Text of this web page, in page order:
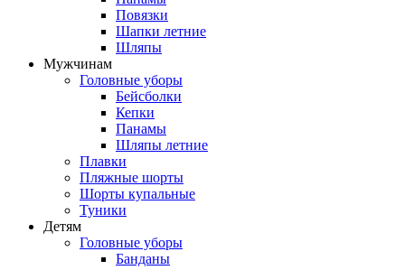
Повязки
Шапки летние
Шляпы
Мужчинам
Головные уборы
Бейсболки
Кепки
Панамы
Шляпы летние
Плавки
Пляжные шорты
Шорты купальные
Туники
Детям
Головные уборы
Банданы